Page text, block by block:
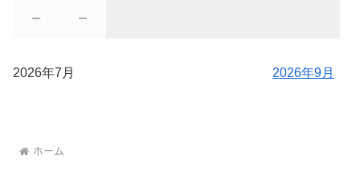
－ －
2026年7月 2026年9月
ホーム